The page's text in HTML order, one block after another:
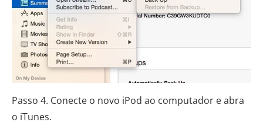
Passo 4. Conecte o novo iPod ao computador e abra
o iTunes.